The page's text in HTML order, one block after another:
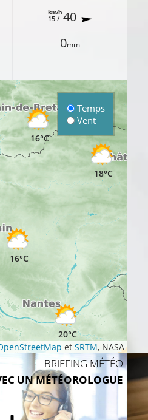
15 /
km/h40
0mm
16°C
16°C
18°C
16°C
17°C
20°C
Temps
Vent
et SRTM, NASA
BRIEFING MÉTÉO
UN MÉTÉOROLOGUE